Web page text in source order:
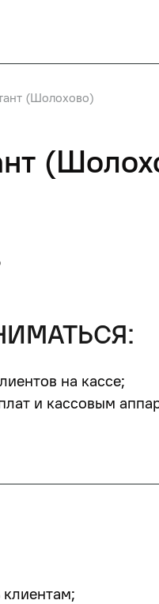
(Шолохово)
на кассе;
и кассовым